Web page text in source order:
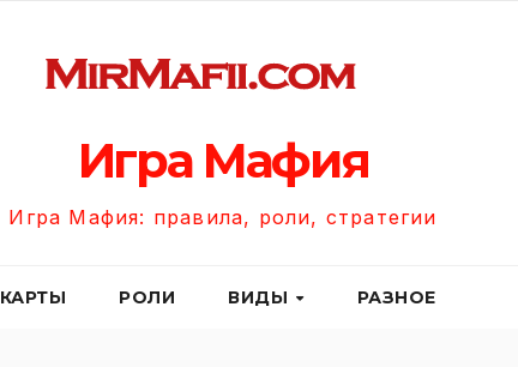
Игра Мафия
Игра Мафия: правила, роли, стратегии
КАРТЫ РОЛИ ВИДЫ РАЗНОЕ